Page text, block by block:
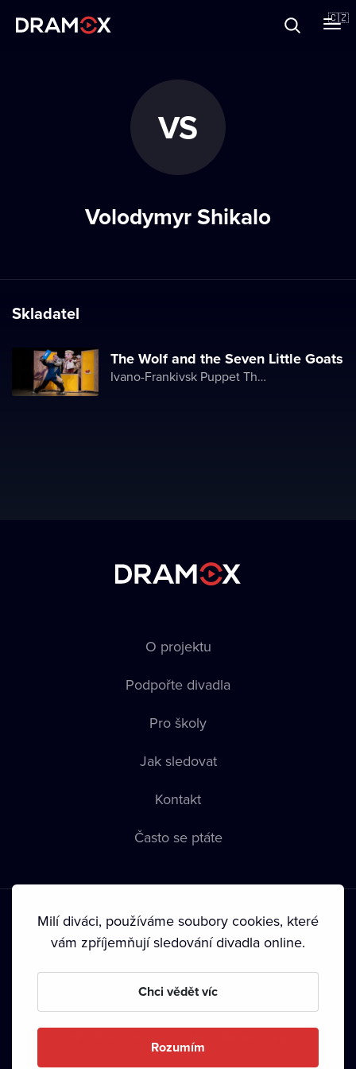
🇨🇿
VS
Volodymyr Shikalo
Skladatel
The Wolf and the Seven Little Goats
Ivano-Frankivsk Puppet Theater
O projektu
Podpořte divadla
Pro školy
Jak sledovat
Kontakt
Často se ptáte
Podmínky používání • Ochrana soukromí • Zásady používání
• Autorská práva•
Milí diváci, používáme soubory cookies, které
vám zpříjemňují sledování divadla online.
Chci vědět víc
Rozumím